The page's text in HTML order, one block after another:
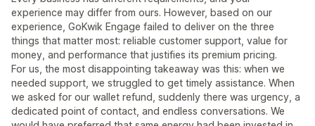
experience may differ from ours. However, based on our
experience, GoKwik Engage failed to deliver on the three
things that matter most: reliable customer support, value for
money, and performance that justifies its premium pricing.
For us, the most disappointing takeaway was this: when we
needed support, we struggled to get timely assistance. When
we asked for our wallet refund, suddenly there was urgency, a
dedicated point of contact, and endless conversations. We